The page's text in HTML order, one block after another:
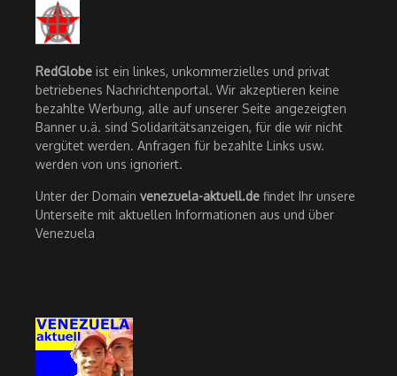
RedGlobe ist ein linkes, unkommerzielles und privat
betriebenes Nachrichtenportal. Wir akzeptieren keine
bezahlte Werbung, alle auf unserer Seite angezeigten
Banner u.ä. sind Solidaritätsanzeigen, für die wir nicht
vergütet werden. Anfragen für bezahlte Links usw.
werden von uns ignoriert.
Unter der Domain venezuela-aktuell.de findet Ihr unsere
Unterseite mit aktuellen Informationen aus und über
Venezuela